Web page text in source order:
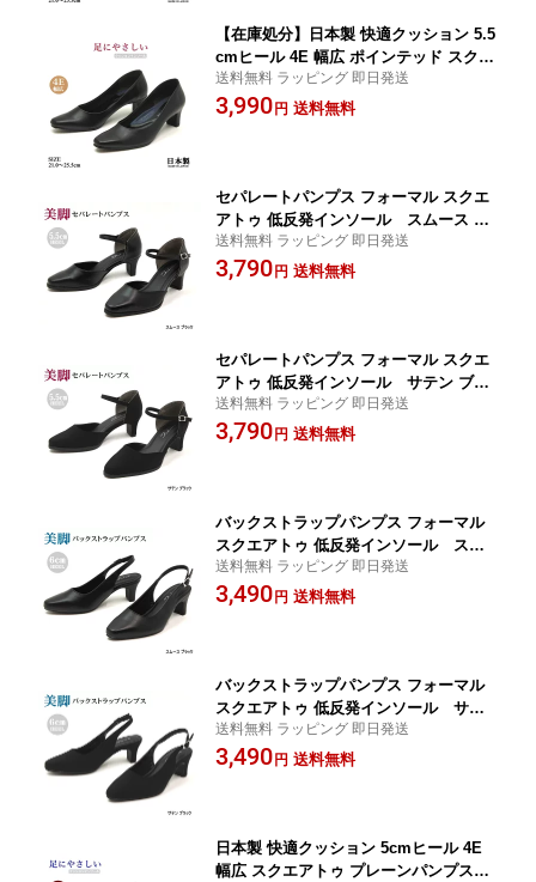
【在庫処分】日本製 快適クッション 5.5
cmヒール 4E 幅広 ポインテッド スクエ
アトゥパンプス ブラック
送料無料 ラッピング 即日発送
3,990 円 送料無料
セパレートパンプス フォーマル スクエ
アトゥ 低反発インソール スムース ブ
ラック
送料無料 ラッピング 即日発送
3,790 円 送料無料
セパレートパンプス フォーマル スクエ
アトゥ 低反発インソール サテン ブラ
ック
送料無料 ラッピング 即日発送
3,790 円 送料無料
バックストラップパンプス フォーマル
スクエアトゥ 低反発インソール スム
ース ブラック
送料無料 ラッピング 即日発送
3,490 円 送料無料
バックストラップパンプス フォーマル
スクエアトゥ 低反発インソール サテ
ン ブラック
送料無料 ラッピング 即日発送
3,490 円 送料無料
日本製 快適クッション 5cmヒール 4E
幅広 スクエアトゥ プレーンパンプス